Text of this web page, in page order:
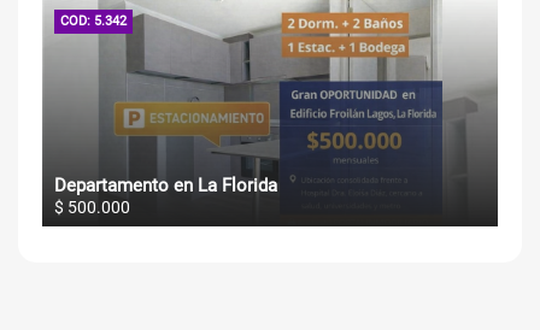
COD: 5.342
Departamento en La Florida
$ 500.000